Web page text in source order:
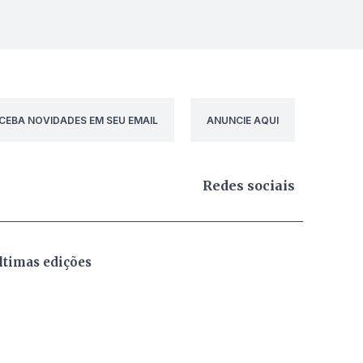
NOVIDADES EM SEU EMAIL ANUNCIE AQUI
Redes sociais
edições